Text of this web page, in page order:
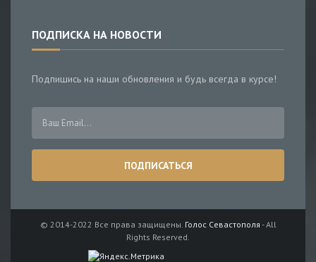
ПОДПИСКА НА НОВОСТИ
Подпишись на наши обновления и будь всегда в курсе!
© 2014-2022 Все права защищены. Голос Севастополя - All
Rights Reserved.